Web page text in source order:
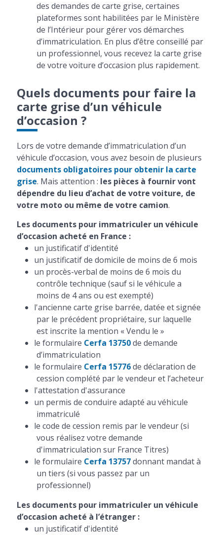
des demandes de carte grise, certaines
plateformes sont habilitées par le Ministère
de l’Intérieur pour gérer vos démarches
d’immatriculation. En plus d’être conseillé par
un professionnel, vous recevez la carte grise
de votre voiture d’occasion plus rapidement.
Quels documents pour faire la
carte grise d’un véhicule
d’occasion ?
Lors de votre demande d’immatriculation d’un
véhicule d’occasion, vous avez besoin de plusieurs
documents obligatoires pour obtenir la carte
grise. Mais attention : les pièces à fournir vont
dépendre du lieu d’achat de votre voiture, de
votre moto ou même de votre camion.
Les documents pour immatriculer un véhicule
d’occasion acheté en France :
un justificatif d'identité
un justificatif de domicile de moins de 6 mois
un procès-verbal de moins de 6 mois du
contrôle technique (sauf si le véhicule a
moins de 4 ans ou est exempté)
l'ancienne carte grise barrée, datée et signée
par le précédent propriétaire, sur laquelle
est inscrite la mention « Vendu le »
le formulaire Cerfa 13750de demande
d’immatriculation
le formulaire Cerfa 15776de déclaration de
cession complété par le vendeur et l’acheteur
l'attestation d'assurance
un permis de conduire adapté au véhicule
immatriculé
le code de cession remis par le vendeur (si
vous réalisez votre demande
d'immatriculation sur France Titres)
le formulaire Cerfa 13757donnant mandat à
un tiers (si vous passez par un
professionnel)
Les documents pour immatriculer un véhicule
d’occasion acheté à l’étranger :
un justificatif d'identité